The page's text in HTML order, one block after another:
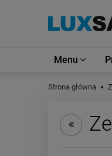
Menu
Strona główna